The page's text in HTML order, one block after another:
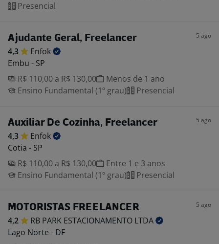
Presencial
Ajudante Geral, Freelancer 5 ago
4,3
Enfok
Embu - SP
R$ 110,00 a R$ 130,00
Menos de 1 ano
Ensino Fundamental (1º grau)
Presencial
Auxiliar De Cozinha, Freelancer 5 ago
4,3
Enfok
Cotia - SP
R$ 110,00 a R$ 130,00
Entre 1 e 3 anos
Ensino Fundamental (1º grau)
Presencial
MOTORISTAS FREELANCER 5 ago
4,2 RB PARK ESTACIONAMENTO LTDA
Lago Norte - DF